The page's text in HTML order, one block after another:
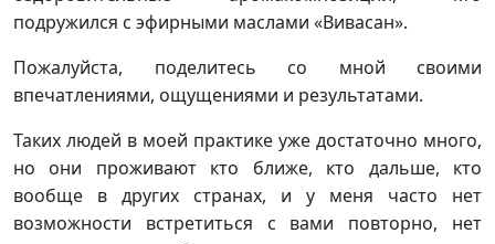
подружился с эфирными маслами «Вивасан».
Пожалуйста, поделитесь со мной своими
впечатлениями, ощущениями и результатами.
Таких людей в моей практике уже достаточно много,
но они проживают кто ближе, кто дальше, кто
вообще в других странах, и у меня часто нет
возможности встретиться с вами повторно, нет